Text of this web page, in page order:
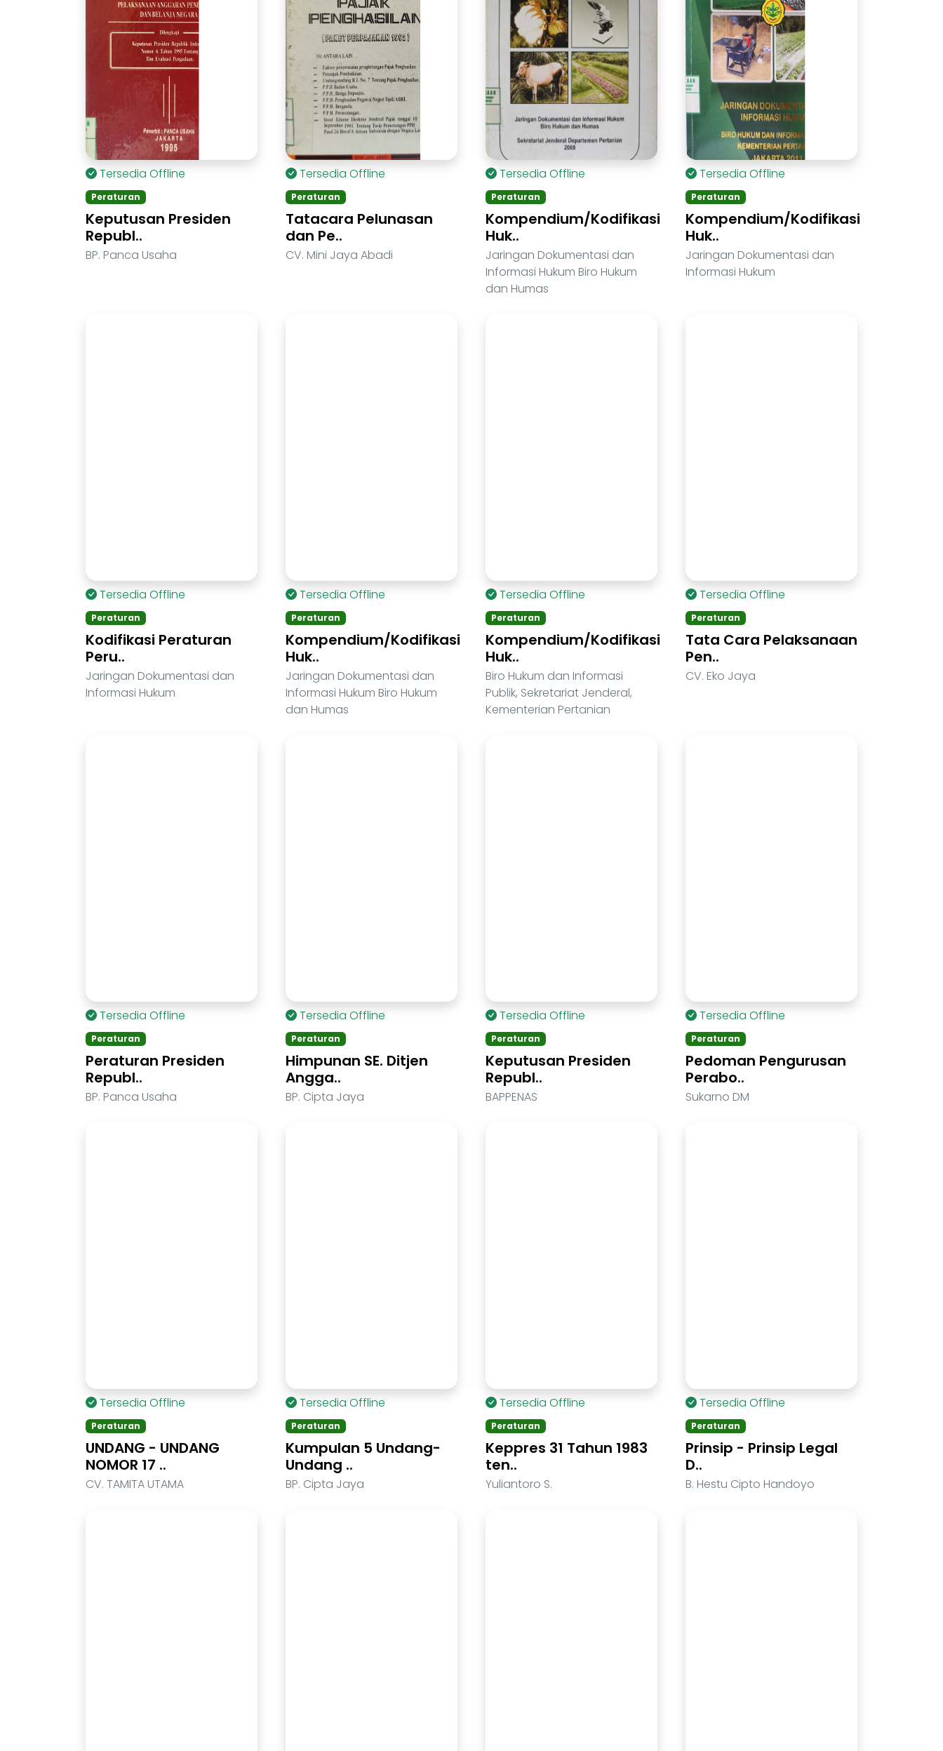
Tersedia Offline
Peraturan
Keputusan Presiden
Republ..
BP. Panca Usaha
Tersedia Offline
Peraturan
Tatacara Pelunasan
dan Pe..
CV. Mini Jaya Abadi
Tersedia Offline
Peraturan
Kompendium/Kodifikasi
Huk..
Jaringan Dokumentasi dan
Informasi Hukum Biro Hukum
dan Humas
Tersedia Offline
Peraturan
Kompendium/Kodifikasi
Huk..
Jaringan Dokumentasi dan
Informasi Hukum
Tersedia Offline
Peraturan
Kodifikasi Peraturan
Peru..
Jaringan Dokumentasi dan
Informasi Hukum
Tersedia Offline
Peraturan
Kompendium/Kodifikasi
Huk..
Jaringan Dokumentasi dan
Informasi Hukum Biro Hukum
dan Humas
Tersedia Offline
Peraturan
Kompendium/Kodifikasi
Huk..
Biro Hukum dan Informasi
Publik, Sekretariat Jenderal,
Kementerian Pertanian
Tersedia Offline
Peraturan
Tata Cara Pelaksanaan
Pen..
CV. Eko Jaya
Tersedia Offline
Peraturan
Peraturan Presiden
Republ..
BP. Panca Usaha
Tersedia Offline
Peraturan
Himpunan SE. Ditjen
Angga..
BP. Cipta Jaya
Tersedia Offline
Peraturan
Keputusan Presiden
Republ..
BAPPENAS
Tersedia Offline
Peraturan
Pedoman Pengurusan
Perabo..
Sukarno DM
Tersedia Offline
Peraturan
UNDANG - UNDANG
NOMOR 17 ..
CV. TAMITA UTAMA
Tersedia Offline
Peraturan
Kumpulan 5 Undang-
Undang ..
BP. Cipta Jaya
Tersedia Offline
Peraturan
Keppres 31 Tahun 1983
ten..
Yuliantoro S.
Tersedia Offline
Peraturan
Prinsip - Prinsip Legal
D..
B. Hestu Cipto Handoyo